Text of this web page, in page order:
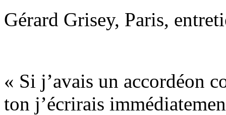
Gérard Grisey, Paris,
« Si j’avais un accordéon
ton j’écrirais